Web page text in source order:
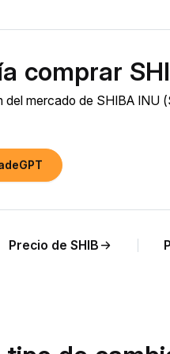
comprar
del mercado de SHIBA INU
Precio de SHIB